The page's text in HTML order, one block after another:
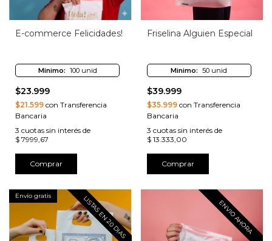
E-commerce Felicidades!
Minimo: 100 unid
$23.999
$21.599 con Transferencia
Bancaria
3 cuotas sin interés de
$ 7999,67
Comprar
Friselina Alguien Especial
Minimo: 50 unid
$39.999
$35.999con Transferencia
Bancaria
3 cuotas sin interés de
$ 13.333,00
Comprar
Envío gratis LISTAS EN 20 DIAS ENVIO AHORA